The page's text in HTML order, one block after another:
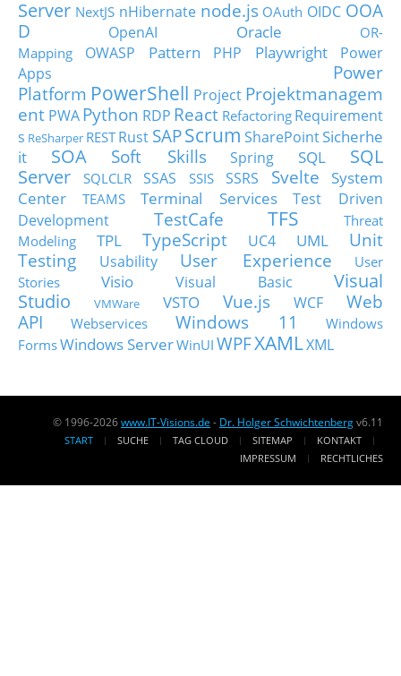
Server NextJS nHibernate node.js OAuth OIDC OOA
D
OpenAI Oracle
OR-
Mapping
OWASP Pattern PHP Playwright
Power
Apps
Power
Platform PowerShell Project Projektmanagem
ent PWA Python RDP React Refactoring Requirement
s ReSharper RESTRust SAPScrum SharePointSicherhe
it
SOA Soft Skills Spring SQL
SQL
Server
SQLCLR SSAS SSIS SSRS Svelte
System
Center
TEAMS Terminal Services
Test Driven
Development
TestCafe TFS
Threat
Modeling
TPL TypeScript UC4 UML
Unit
Testing
Usability User Experience
User
Stories
Visio Visual Basic
Visual
Studio
VMWare VSTO Vue.js WCF
Web
API
Webservices Windows 11
Windows
FormsWindows ServerWinUI WPFXAMLXML
© 1996-2026www.IT-Visions.de - Dr. Holger Schwichtenbergv6.11
START SUCHE TAG CLOUD SITEMAP
KONTAKT
IMPRESSUM
RECHTLICHES